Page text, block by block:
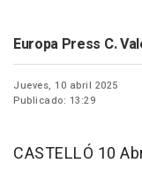
Europa Press C.
Jueves, 10 abril 2025
Publicado: 13:29
CASTELLÓ 10